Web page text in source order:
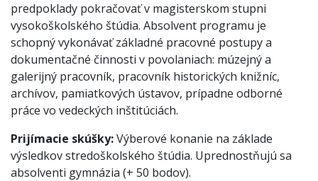
predpoklady pokračovať v magisterskom stupni
vysokoškolského štúdia. Absolvent programu je
schopný vykonávať základné pracovné postupy a
dokumentačné činnosti v povolaniach: múzejný a
galerijný pracovník, pracovník historických knižníc,
archívov, pamiatkových ústavov, prípadne odborné
práce vo vedeckých inštitúciách.
Prijímacie skúšky:Výberové konanie na základe
výsledkov stredoškolského štúdia. Uprednostňujú sa
absolventi gymnázia (+ 50 bodov).